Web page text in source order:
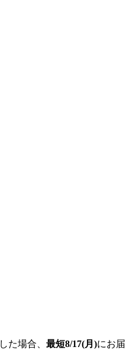
た場合、 最短8/17(月)にお届